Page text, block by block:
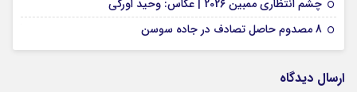
چشم انتظاری ممبین 2026 | عکاس: وحید اورکی
8 مصدوم حاصل تصادف در جاده سوسن
ارسال دیدگاه